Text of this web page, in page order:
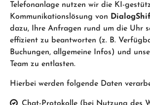
Telefonanlage nutzen wir die KI-
Kommunikationslösung von
dazu, Ihre Anfragen rund um die Uhr
effizient zu beantworten (z. B.
Buchungen, allgemeine Infos) und
Team zu entlasten.
Hierbei werden folgende Daten